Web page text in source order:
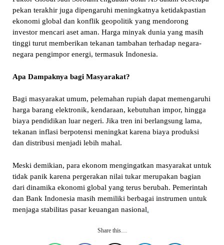
pekan terakhir juga dipengaruhi meningkatnya ketidakpastian
ekonomi global dan konflik geopolitik yang mendorong
investor mencari aset aman. Harga minyak dunia yang masih
tinggi turut memberikan tekanan tambahan terhadap negara-
negara pengimpor energi, termasuk Indonesia.
Apa Dampaknya bagi Masyarakat?
Bagi masyarakat umum, pelemahan rupiah dapat memengaruhi
harga barang elektronik, kendaraan, kebutuhan impor, hingga
biaya pendidikan luar negeri. Jika tren ini berlangsung lama,
tekanan inflasi berpotensi meningkat karena biaya produksi
dan distribusi menjadi lebih mahal.
Meski demikian, para ekonom mengingatkan masyarakat untuk
tidak panik karena pergerakan nilai tukar merupakan bagian
dari dinamika ekonomi global yang terus berubah. Pemerintah
dan Bank Indonesia masih memiliki berbagai instrumen untuk
menjaga stabilitas pasar keuangan nasional.
Share this…